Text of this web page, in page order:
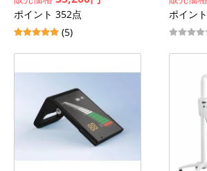
ポイント 352点
(5)
ポイン